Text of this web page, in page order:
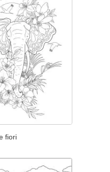
fiori